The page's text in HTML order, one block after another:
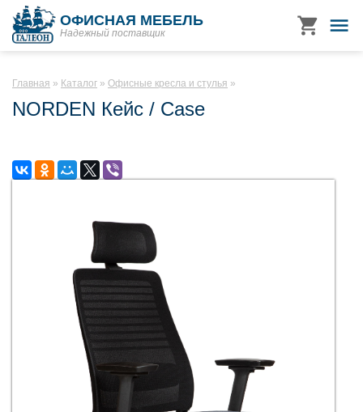
ОФИСНАЯ МЕБЕЛЬ
Надежный поставщик
Главная Каталог Офисные кресла и стулья
NORDEN Кейс / Case